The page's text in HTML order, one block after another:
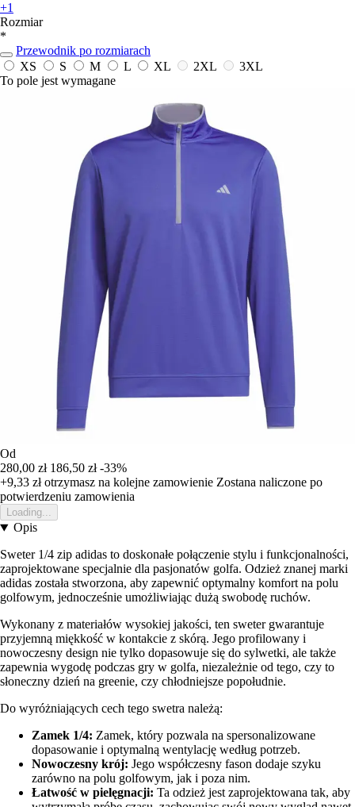
+1
Rozmiar
*
Przewodnik po rozmiarach
XS
S M L XL 2XL
3XL
To pole jest wymagane
Od
280,00 zł 186,50 zł -33%
+9,33 złotrzymasz na kolejne zamowienie Zostana naliczone po
potwierdzeniu zamowienia
Loading...
Opis
Sweter 1/4 zip adidas to doskonałe połączenie stylu i funkcjonalności,
zaprojektowane specjalnie dla pasjonatów golfa. Odzież znanej marki
adidas została stworzona, aby zapewnić optymalny komfort na polu
golfowym, jednocześnie umożliwiając dużą swobodę ruchów.
Wykonany z materiałów wysokiej jakości, ten sweter gwarantuje
przyjemną miękkość w kontakcie z skórą. Jego profilowany i
nowoczesny design nie tylko dopasowuje się do sylwetki, ale także
zapewnia wygodę podczas gry w golfa, niezależnie od tego, czy to
słoneczny dzień na greenie, czy chłodniejsze popołudnie.
Do wyróżniających cech tego swetra należą:
Zamek 1/4: Zamek, który pozwala na spersonalizowane
dopasowanie i optymalną wentylację według potrzeb.
Nowoczesny krój: Jego współczesny fason dodaje szyku
zarówno na polu golfowym, jak i poza nim.
Łatwość w pielęgnacji: Ta odzież jest zaprojektowana tak, aby